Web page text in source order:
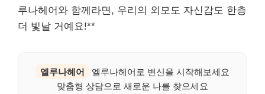
루나헤어와 함께라면, 우리의 외모도 자신감도 한층
더 빛날 거예요!**
엘루나헤어
엘루나헤어로 변신을 시작해보세요
맞춤형 상담으로 새로운 나를 찾으세요